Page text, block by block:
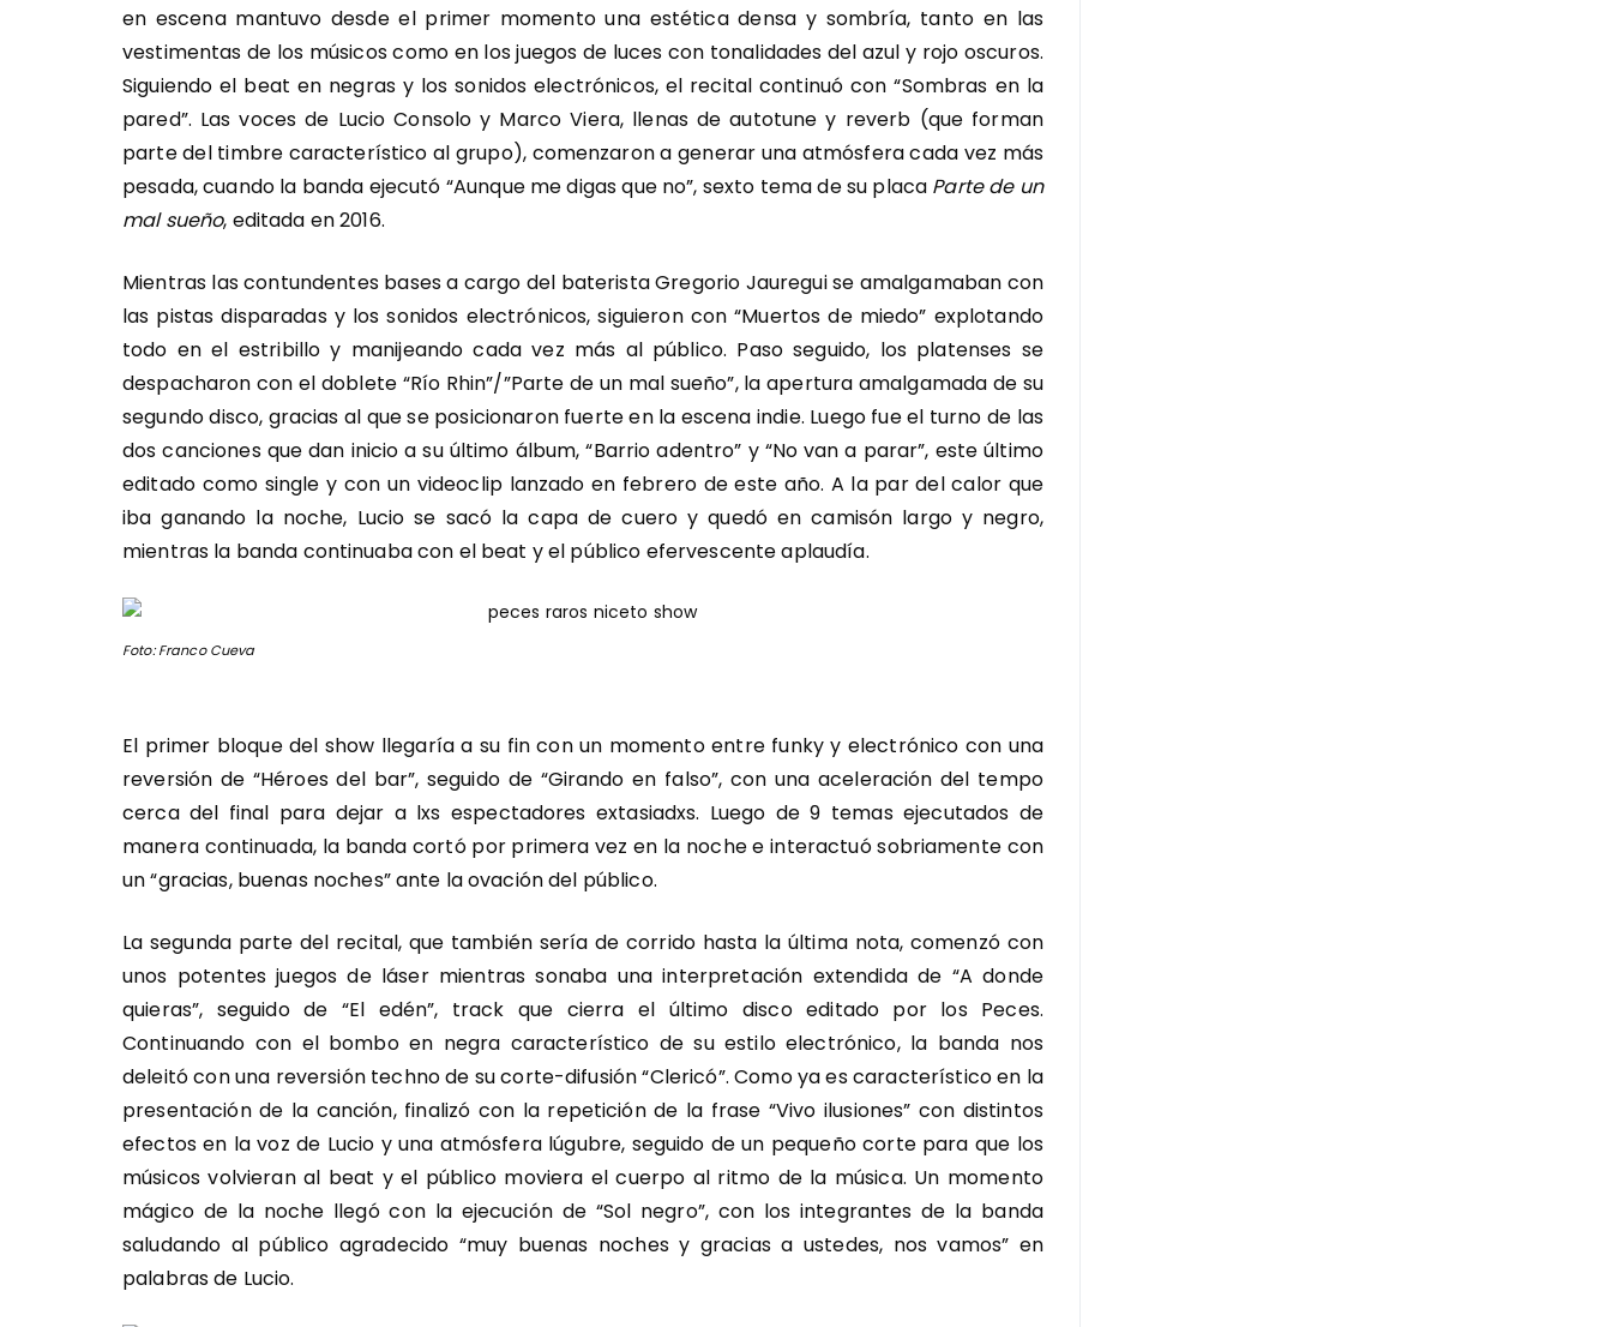
en escena mantuvo desde el primer momento una estética densa y sombría, tanto en las
vestimentas de los músicos como en los juegos de luces con tonalidades del azul y rojo oscuros.
Siguiendo el beat en negras y los sonidos electrónicos, el recital continuó con “Sombras en la
pared”. Las voces de Lucio Consolo y Marco Viera, llenas de autotune y reverb (que forman
parte del timbre característico al grupo), comenzaron a generar una atmósfera cada vez más
pesada, cuando la banda ejecutó “Aunque me digas que no”, sexto tema de su placa Parte de un
mal sueño, editada en 2016.
Mientras las contundentes bases a cargo del baterista Gregorio Jauregui se amalgamaban con
las pistas disparadas y los sonidos electrónicos, siguieron con “Muertos de miedo” explotando
todo en el estribillo y manijeando cada vez más al público. Paso seguido, los platenses se
despacharon con el doblete “Río Rhin”/”Parte de un mal sueño”, la apertura amalgamada de su
segundo disco, gracias al que se posicionaron fuerte en la escena indie. Luego fue el turno de las
dos canciones que dan inicio a su último álbum, “Barrio adentro” y “No van a parar”, este último
editado como single y con un videoclip lanzado en febrero de este año. A la par del calor que
iba ganando la noche, Lucio se sacó la capa de cuero y quedó en camisón largo y negro,
mientras la banda continuaba con el beat y el público efervescente aplaudía.
Foto: Franco Cueva
El primer bloque del show llegaría a su fin con un momento entre funky y electrónico con una
reversión de “Héroes del bar”, seguido de “Girando en falso”, con una aceleración del tempo
cerca del final para dejar a lxs espectadores extasiadxs. Luego de 9 temas ejecutados de
manera continuada, la banda cortó por primera vez en la noche e interactuó sobriamente con
un “gracias, buenas noches” ante la ovación del público.
La segunda parte del recital, que también sería de corrido hasta la última nota, comenzó con
unos potentes juegos de láser mientras sonaba una interpretación extendida de “A donde
quieras”, seguido de “El edén”, track que cierra el último disco editado por los Peces.
Continuando con el bombo en negra característico de su estilo electrónico, la banda nos
deleitó con una reversión techno de su corte-difusión “Clericó”. Como ya es característico en la
presentación de la canción, finalizó con la repetición de la frase “Vivo ilusiones” con distintos
efectos en la voz de Lucio y una atmósfera lúgubre, seguido de un pequeño corte para que los
músicos volvieran al beat y el público moviera el cuerpo al ritmo de la música. Un momento
mágico de la noche llegó con la ejecución de “Sol negro”, con los integrantes de la banda
saludando al público agradecido “muy buenas noches y gracias a ustedes, nos vamos” en
palabras de Lucio.